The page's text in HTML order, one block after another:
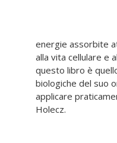
Holecz.